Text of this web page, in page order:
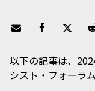
以下の記事は、
シスト・フォーラ